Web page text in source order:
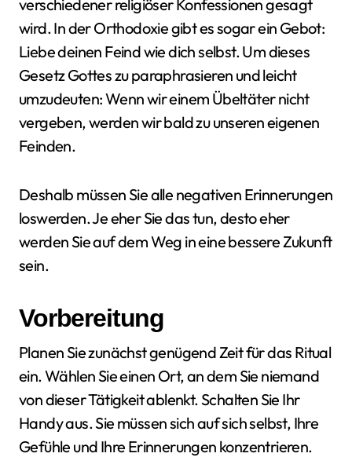
verschiedener religiöser Konfessionen gesagt
wird. In der Orthodoxie gibt es sogar ein Gebot:
Liebe deinen Feind wie dich selbst. Um dieses
Gesetz Gottes zu paraphrasieren und leicht
umzudeuten: Wenn wir einem Übeltäter nicht
vergeben, werden wir bald zu unseren eigenen
Feinden.
Deshalb müssen Sie alle negativen Erinnerungen
loswerden. Je eher Sie das tun, desto eher
werden Sie auf dem Weg in eine bessere Zukunft
sein.
Vorbereitung
Planen Sie zunächst genügend Zeit für das Ritual
ein. Wählen Sie einen Ort, an dem Sie niemand
von dieser Tätigkeit ablenkt. Schalten Sie Ihr
Handy aus. Sie müssen sich auf sich selbst, Ihre
Gefühle und Ihre Erinnerungen konzentrieren.